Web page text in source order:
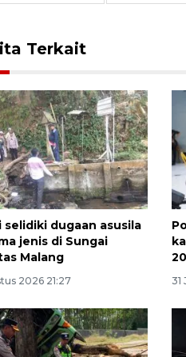
Terkait
selidiki dugaan asusila
jenis di Sungai
Malang
2026 21:27 31